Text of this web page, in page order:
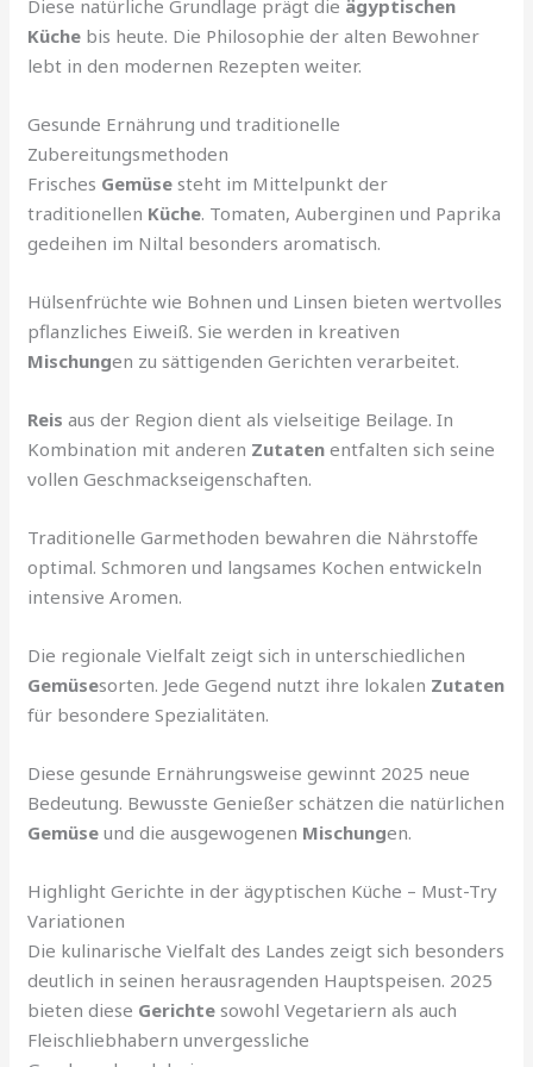
Diese natürliche Grundlage prägt die ägyptischen
Küche bis heute. Die Philosophie der alten Bewohner
lebt in den modernen Rezepten weiter.
Gesunde Ernährung und traditionelle
Zubereitungsmethoden
Frisches Gemüse steht im Mittelpunkt der
traditionellen Küche. Tomaten, Auberginen und Paprika
gedeihen im Niltal besonders aromatisch.
Hülsenfrüchte wie Bohnen und Linsen bieten wertvolles
pflanzliches Eiweiß. Sie werden in kreativen
Mischungen zu sättigenden Gerichten verarbeitet.
Reis aus der Region dient als vielseitige Beilage. In
Kombination mit anderen Zutaten entfalten sich seine
vollen Geschmackseigenschaften.
Traditionelle Garmethoden bewahren die Nährstoffe
optimal. Schmoren und langsames Kochen entwickeln
intensive Aromen.
Die regionale Vielfalt zeigt sich in unterschiedlichen
Gemüsesorten. Jede Gegend nutzt ihre lokalen Zutaten
für besondere Spezialitäten.
Diese gesunde Ernährungsweise gewinnt 2025 neue
Bedeutung. Bewusste Genießer schätzen die natürlichen
Gemüse und die ausgewogenen Mischungen.
Highlight Gerichte in der ägyptischen Küche – Must-Try
Variationen
Die kulinarische Vielfalt des Landes zeigt sich besonders
deutlich in seinen herausragenden Hauptspeisen. 2025
bieten diese Gerichte sowohl Vegetariern als auch
Fleischliebhabern unvergessliche